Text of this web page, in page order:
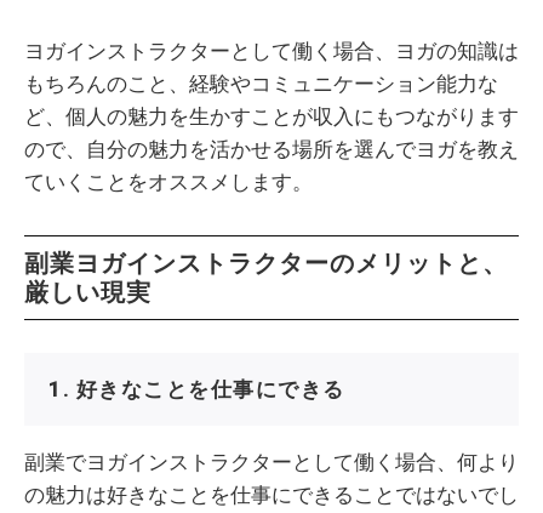
ヨガインストラクターとして働く場合、ヨガの知識は
もちろんのこと、経験やコミュニケーション能力な
ど、個人の魅力を生かすことが収入にもつながります
ので、自分の魅力を活かせる場所を選んでヨガを教え
ていくことをオススメします。
副業ヨガインストラクターのメリットと、
厳しい現実
1. 好きなことを仕事にできる
副業でヨガインストラクターとして働く場合、何より
の魅力は好きなことを仕事にできることではないでし